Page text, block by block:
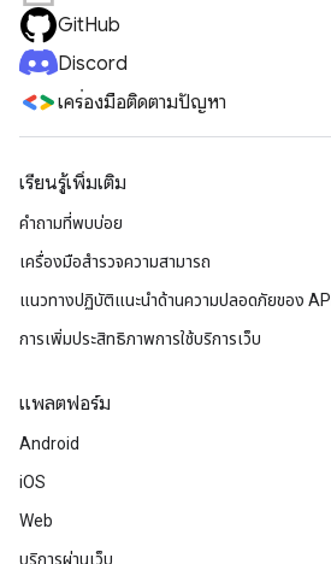
GitHub
Discord
เครื่องมือติดตามปัญหา
เรียนรู้เพิ่มเติม
คำถามที่พบบ่อย
เครื่องมือสำรวจความสามารถ
แนวทางปฏิบัติแนะนําด้านความปลอดภัยของ API
การเพิ่มประสิทธิภาพการใช้บริการเว็บ
แพลตฟอร์ม
Android
iOS
Web
บริการผ่านเว็บ